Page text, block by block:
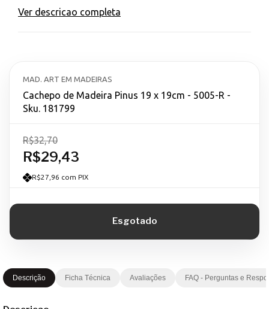
Ver descricao completa
MAD. ART EM MADEIRAS
Cachepo de Madeira Pinus 19 x 19cm - 5005-R -
Sku. 181799
R$29,43
R$32,70
R$27,96 com PIX
Descrição Ficha Técnica Avaliações FAQ - Perguntas e